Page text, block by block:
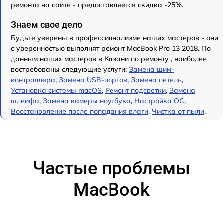
ремонта на сайте - предоставляется скидка -25%.
Знаем свое дело
Будьте уверены в профессионализме наших мастеров - они
с уверенностью выполнят ремонт MacBook Pro 13 2018. По
данным наших мастеров в Казани по ремонту , наиболее
востребованы следующие услуги: Замена шим-
контроллера, Замена USB-портов, Замена петель,
Установка системы macOS, Ремонт подсветки, Замена
шлейфа, Замена камеры ноутбука, Настройка ОС,
Восстановление после попадания влаги, Чистка от пыли.
Частые проблемы
MacBook